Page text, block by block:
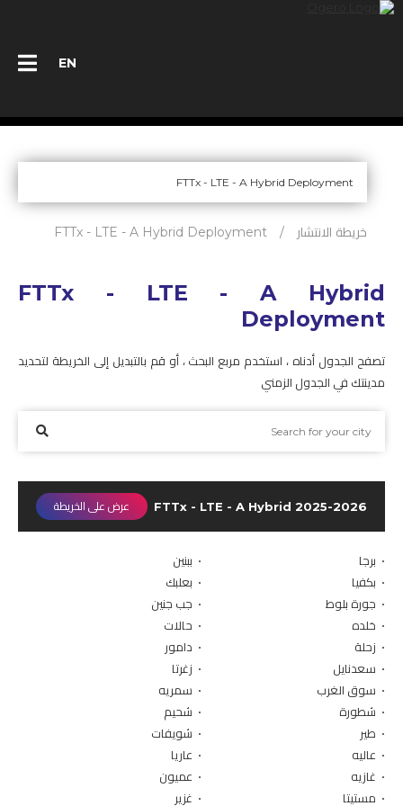
EN
مؤسسات
إسأل خبراءنا
مناقصات
إتّصل بنا
الدليل
خطة الإنتشار
حسابي
خريطة الانتشار /
FTTx - LTE - A Hybrid Deployment
FTTx - LTE - A Hybrid
Deployment
تصفح الجدول أدناه ، استخدم مربع البحث ، أو قم بالتبديل إلى الخريطة لتحديد
مدينتك في الجدول الزمني
FTTx - LTE - A Hybrid 2025-2026 عرض على الخريطة
• ببنين
• برجا
• بعلبك
• بكفيا
• جب جنين
• جورة بلوط
• حالات
• خلده
• دامور
• زحلة
• زغرتا
• سعدنايل
• سمريه
• سوق الغرب
• شحيم
• شطورة
• شويفات
• طير
• عاريا
• عاليه
• عميون
• غازيه
• غزير
• مستيتا